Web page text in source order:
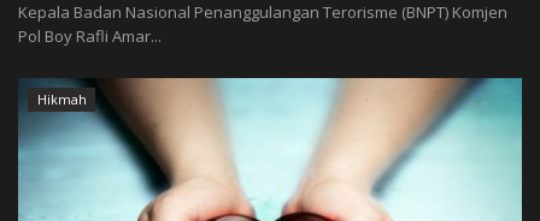
Kepala Badan Nasional Penanggulangan Terorisme (BNPT) Komjen
Pol Boy Rafli Amar...
Hikmah